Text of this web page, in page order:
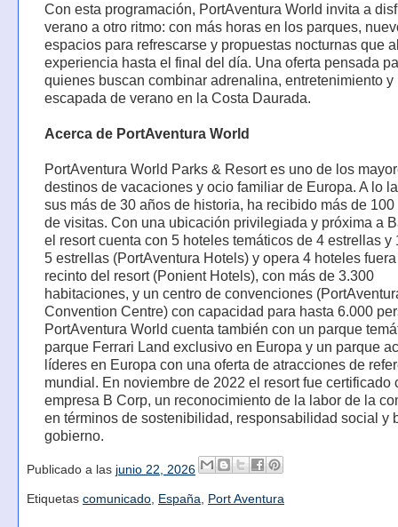
Con esta programación, PortAventura World invita a
verano a otro ritmo: con más horas en los parques,
espacios para refrescarse y propuestas nocturnas que
experiencia hasta el final del día. Una oferta pensada
quienes buscan combinar adrenalina, entretenimiento y
escapada de verano en la Costa Daurada.
Acerca de PortAventura World
PortAventura World Parks & Resort es uno de los
destinos de vacaciones y ocio familiar de Europa. A lo
sus más de 30 años de historia, ha recibido más de
de visitas. Con una ubicación privilegiada y próxima a
el resort cuenta con 5 hoteles temáticos de 4 estrellas y
5 estrellas (PortAventura Hotels) y opera 4 hoteles
recinto del resort (Ponient Hotels), con más de 3.300
habitaciones, y un centro de convenciones
Convention Centre) con capacidad para hasta 6.000
PortAventura World cuenta también con un parque
parque Ferrari Land exclusivo en Europa y un parque
líderes en Europa con una oferta de atracciones de
mundial. En noviembre de 2022 el resort fue certificado
empresa B Corp, un reconocimiento de la labor de la
en términos de sostenibilidad, responsabilidad social y
gobierno.
Publicado a las junio 22, 2026
Etiquetas comunicado, España Port Aventura